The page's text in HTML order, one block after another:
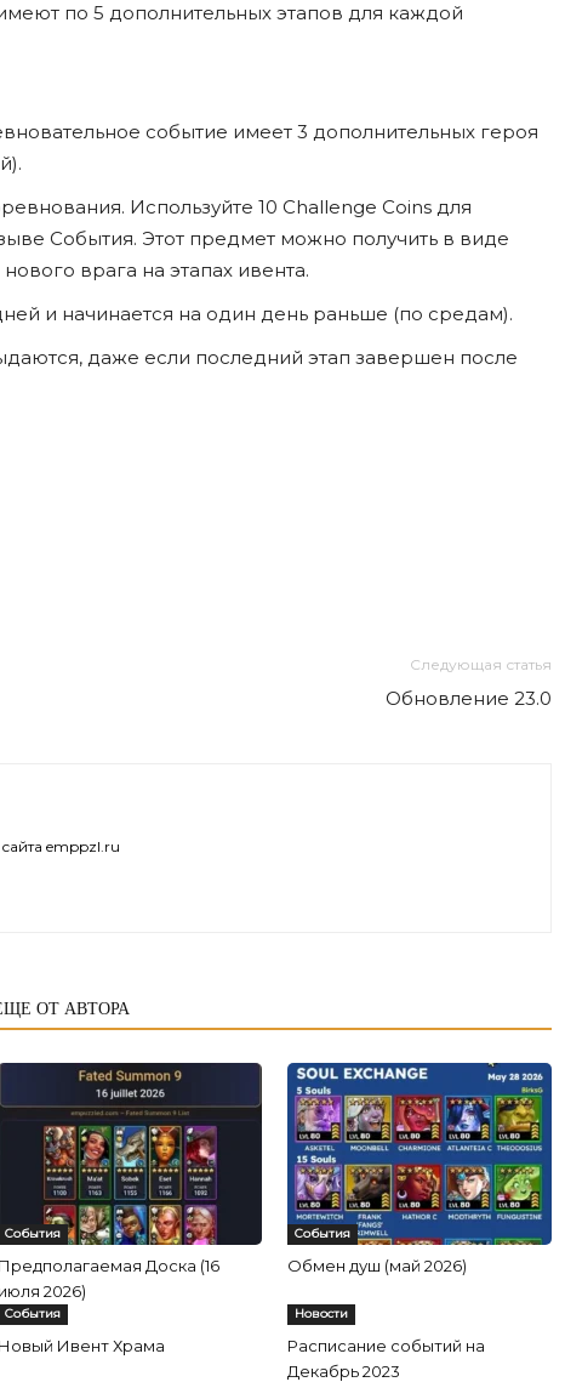
по 5 дополнительных этапов для каждой
событие имеет 3 дополнительных героя
Используйте 10 Challenge Coins для
События. Этот предмет можно получить в виде
врага на этапах ивента.
и начинается на один день раньше (по средам).
даже если последний этап завершен после
Следующая статья
Обновление 23.0
emppzl.ru
ОТ АВТОРА
События
Предполагаемая Доска (16
июля 2026)
События
Обмен душ (май 2026)
События
Новый Ивент Храма
Новости
Расписание событий на
Декабрь 2023